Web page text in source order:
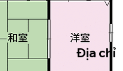
Địa chỉ